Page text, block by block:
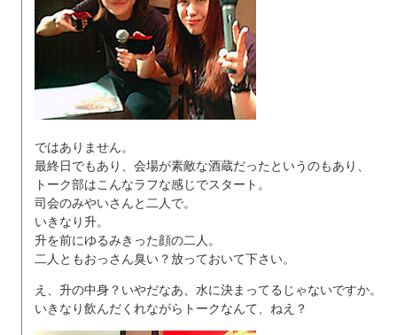
ではありません。
最終日でもあり、会場が素敵な酒蔵だったというのもあり、
トーク部はこんなラフな感じでスタート。
司会のみやいさんと二人で。
いきなり升。
升を前にゆるみきった顔の二人。
二人ともおっさん臭い？放っておいて下さい。
え、升の中身？いやだなあ、水に決まってるじゃないですか。
いきなり飲んだくれながらトークなんて、ねえ？